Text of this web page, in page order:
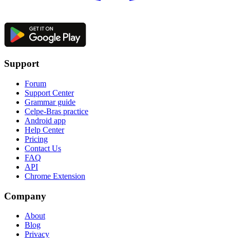
Support
Forum
Support Center
Grammar guide
Celpe-Bras practice
Android app
Help Center
Pricing
Contact Us
FAQ
API
Chrome Extension
Company
About
Blog
Privacy